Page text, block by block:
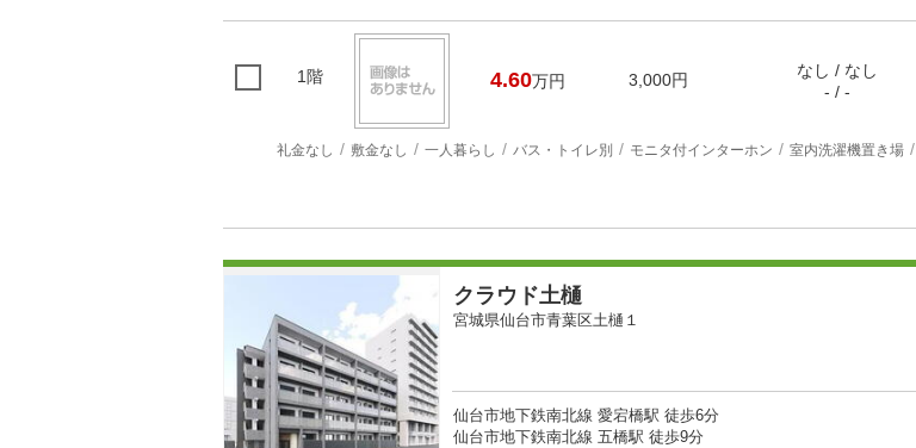
1階 4.60万円 3,000円
なし / なし
- / -
礼金なし 敷金なし 一人暮らし バス・トイレ別 モニタ付インターホン 室内洗濯機置き場
クラウド土樋
宮城県仙台市青葉区土樋１
仙台市地下鉄南北線 愛宕橋駅 徒歩6分
仙台市地下鉄南北線 五橋駅 徒歩9分